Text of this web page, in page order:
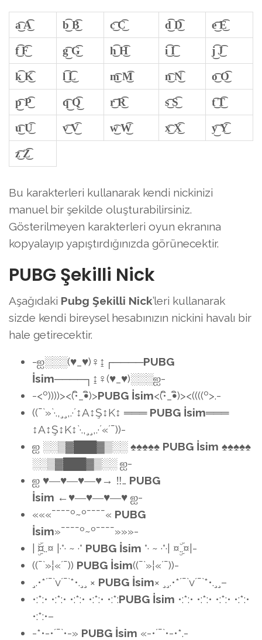
a͜͡ A͜͡ b͜͡ B͜͡ c͜͡ C͜͡ d͜͡ D͜͡
e͜͡ E͜͡
f͜͡ F͜͡
g͜͡ G͜͡ h͜͡ H͜͡ i͜͡ I͜͡
j͜͡ J͜͡
k͜͡ K͜͡
l͜͡ L͜͡ m͜͡ M͜͡ n͜͡ N͜͡
o͜͡ O͜͡
p͜͡ P͜͡
q͜͡ Q͜͡ r͜͡ R͜͡ s͜͡ S͜͡
t͜͡ T͜͡
u͜͡ U͜͡
v͜͡ V͜͡ w͜͡ W͜͡ x͜͡ X͜͡
y͜͡ Y͜͡
z͜͡ Z͜͡
Bu karakterleri kullanarak kendi nickinizi
manuel bir şekilde oluşturabilirsiniz.
Gösterilmeyen karakterleri oyun ekranına
kopyalayıp yapıştırdığınızda görünecektir.
PUBG Şekilli Nick
Aşağıdaki Pubg Şekilli Nick’leri kullanarak
sizde kendi bireysel hesabınızın nickini havalı bir
hale getirecektir.
-ஐ░░░(♥_♥)♀↨┌────PUBG
İsim────┐↨♀(♥_♥)░░░ஐ-
-<º))))><(•ิ_•ิ)>PUBG İsim<(•ิ_•ิ)><((((º>.-
((¯`»`·.,¸¸,.·´↕A↕Ş↕K↕ ═══ PUBG İsim═══
↕A↕Ş↕K↕`·.,¸¸,.·´«´¯))-
ஐ ░░▒▓███▓▒░░ ♠♠♠♠♠ PUBG İsim ♠♠♠♠♠
░░▒▓███▓▒░░ ஐ-
ஐ ♥―♥―♥―♥→ ‼… PUBG
İsim ←♥―♥―♥―♥ ஐ-
«««¯¯¯¯º~º¯¯¯¯« PUBG
İsim»¯¯¯¯º~º¯¯¯¯»»»-
| ¤ۣۜ..¤ |·°· ~ ·° PUBG İsim °· ~ ·°·| ¤ۣۜ..¤|-
((¯`»¦«´¯)) PUBG İsim((¯`»¦«´¯))-
¸.•*´¯`v´¯`*•.¸¸ × PUBG İsim× ¸¸.•*´¯`v´¯`*•.¸¸–
•:*:• •:*:• •:*:• •:*:• •:*:PUBG İsim •:*:• •:*:• •:*:• •:*:•
•:*:•–
-*•-•´¯`•-» PUBG İsim «-•´¯`•-•*.-